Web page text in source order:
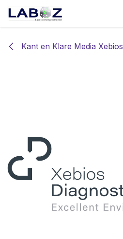
Overslaan naar inhoud
Kant en Klare Media Xebios